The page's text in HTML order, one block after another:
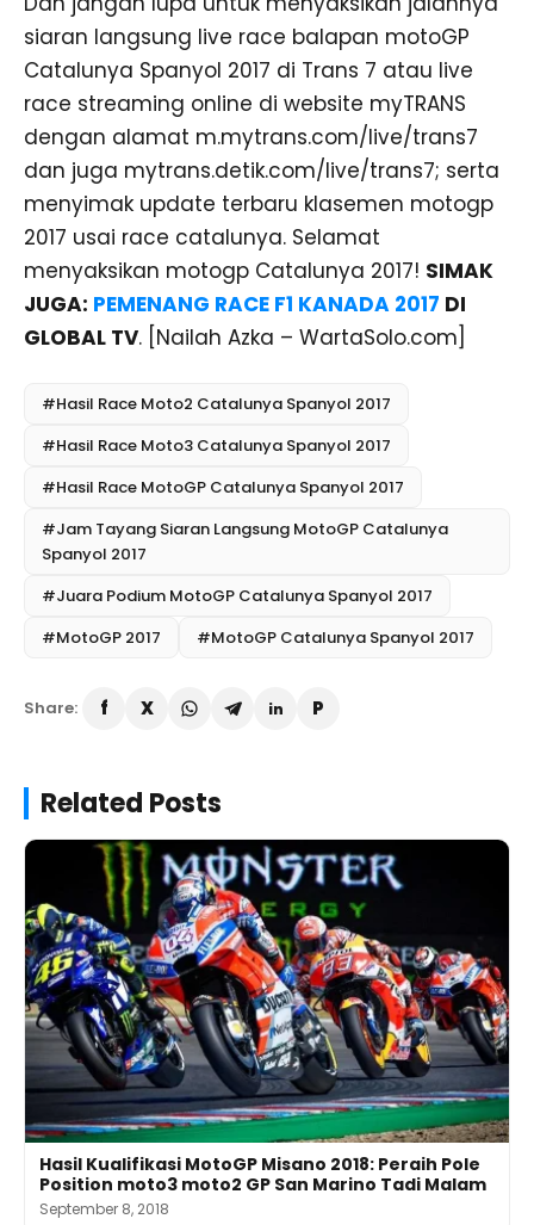
siaran langsung live race balapan motoGP
Catalunya Spanyol 2017 di Trans 7 atau live
race streaming online di website myTRANS
dengan alamat m.mytrans.com/live/trans7
dan juga mytrans.detik.com/live/trans7; serta
menyimak update terbaru klasemen motogp
2017 usai race catalunya. Selamat
menyaksikan motogp Catalunya 2017! SIMAK
JUGA: PEMENANG RACE F1 KANADA 2017 DI
GLOBAL TV. [Nailah Azka – WartaSolo.com]
#Hasil Race Moto2 Catalunya Spanyol 2017
#Hasil Race Moto3 Catalunya Spanyol 2017
#Hasil Race MotoGP Catalunya Spanyol 2017
#Jam Tayang Siaran Langsung MotoGP Catalunya
Spanyol 2017
#Juara Podium MotoGP Catalunya Spanyol 2017
#MotoGP 2017
#MotoGP Catalunya Spanyol 2017
Share:
Related Posts
Hasil Kualifikasi MotoGP Misano 2018: Peraih Pole
Position moto3 moto2 GP San Marino Tadi Malam
September 8, 2018